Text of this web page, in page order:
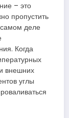
– это
пропустить
деле
Когда
внешних
углы